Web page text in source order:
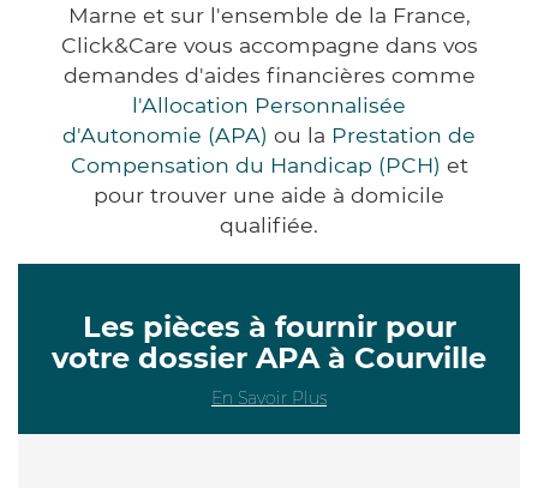
Marne et sur l'ensemble de la France,
Click&Care vous accompagne dans vos
demandes d'aides financières comme
l'Allocation Personnalisée
d'Autonomie (APA) ou la Prestation de
Compensation du Handicap (PCH) et
pour trouver une aide à domicile
qualifiée.
Les pièces à fournir pour
votre dossier APA à Courville
En Savoir Plus